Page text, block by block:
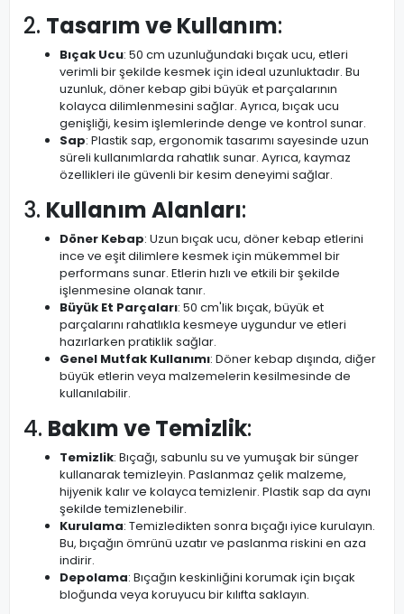
2. Tasarım ve Kullanım:
Bıçak Ucu: 50 cm uzunluğundaki bıçak ucu, etleri
verimli bir şekilde kesmek için ideal uzunluktadır. Bu
uzunluk, döner kebap gibi büyük et parçalarının
kolayca dilimlenmesini sağlar. Ayrıca, bıçak ucu
genişliği, kesim işlemlerinde denge ve kontrol sunar.
Sap: Plastik sap, ergonomik tasarımı sayesinde uzun
süreli kullanımlarda rahatlık sunar. Ayrıca, kaymaz
özellikleri ile güvenli bir kesim deneyimi sağlar.
3. Kullanım Alanları:
Döner Kebap: Uzun bıçak ucu, döner kebap etlerini
ince ve eşit dilimlere kesmek için mükemmel bir
performans sunar. Etlerin hızlı ve etkili bir şekilde
işlenmesine olanak tanır.
Büyük Et Parçaları: 50 cm'lik bıçak, büyük et
parçalarını rahatlıkla kesmeye uygundur ve etleri
hazırlarken pratiklik sağlar.
Genel Mutfak Kullanımı: Döner kebap dışında, diğer
büyük etlerin veya malzemelerin kesilmesinde de
kullanılabilir.
4. Bakım ve Temizlik:
Temizlik: Bıçağı, sabunlu su ve yumuşak bir sünger
kullanarak temizleyin. Paslanmaz çelik malzeme,
hijyenik kalır ve kolayca temizlenir. Plastik sap da aynı
şekilde temizlenebilir.
Kurulama: Temizledikten sonra bıçağı iyice kurulayın.
Bu, bıçağın ömrünü uzatır ve paslanma riskini en aza
indirir.
Depolama: Bıçağın keskinliğini korumak için bıçak
bloğunda veya koruyucu bir kılıfta saklayın.